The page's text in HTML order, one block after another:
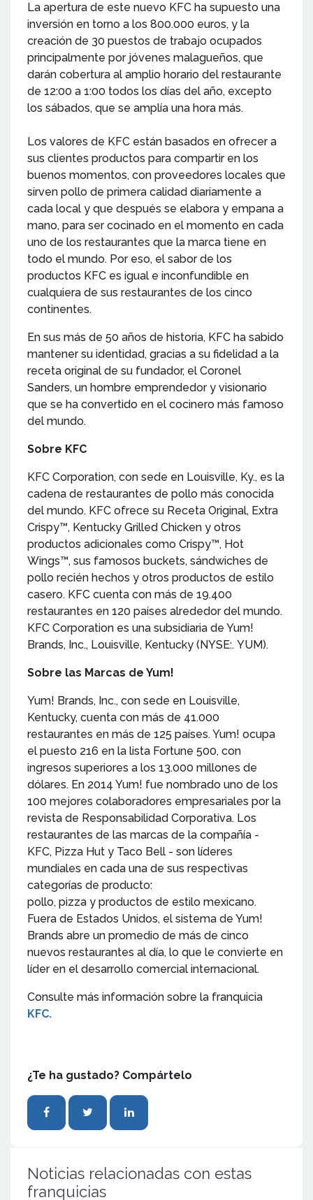
La apertura de este nuevo KFC ha supuesto una
inversión en torno a los 800.000 euros, y la
creación de 30 puestos de trabajo ocupados
principalmente por jóvenes malagueños, que
darán cobertura al amplio horario del restaurante
de 12:00 a 1:00 todos los días del año, excepto
los sábados, que se amplía una hora más.
Los valores de KFC están basados en ofrecer a
sus clientes productos para compartir en los
buenos momentos, con proveedores locales que
sirven pollo de primera calidad diariamente a
cada local y que después se elabora y empana a
mano, para ser cocinado en el momento en cada
uno de los restaurantes que la marca tiene en
todo el mundo. Por eso, el sabor de los
productos KFC es igual e inconfundible en
cualquiera de sus restaurantes de los cinco
continentes.
En sus más de 50 años de historia, KFC ha sabido
mantener su identidad, gracias a su fidelidad a la
receta original de su fundador, el Coronel
Sanders, un hombre emprendedor y visionario
que se ha convertido en el cocinero más famoso
del mundo.
Sobre KFC
KFC Corporation, con sede en Louisville, Ky., es la
cadena de restaurantes de pollo más conocida
del mundo. KFC ofrece su Receta Original, Extra
Crispy™, Kentucky Grilled Chicken y otros
productos adicionales como Crispy™, Hot
Wings™, sus famosos buckets, sándwiches de
pollo recién hechos y otros productos de estilo
casero. KFC cuenta con más de 19.400
restaurantes en 120 países alrededor del mundo.
KFC Corporation es una subsidiaria de Yum!
Brands, Inc., Louisville, Kentucky (NYSE:. YUM).
Sobre las Marcas de Yum!
Yum! Brands, Inc., con sede en Louisville,
Kentucky, cuenta con más de 41.000
restaurantes en más de 125 países. Yum! ocupa
el puesto 216 en la lista Fortune 500, con
ingresos superiores a los 13.000 millones de
dólares. En 2014 Yum! fue nombrado uno de los
100 mejores colaboradores empresariales por la
revista de Responsabilidad Corporativa. Los
restaurantes de las marcas de la compañía -
KFC, Pizza Hut y Taco Bell - son líderes
mundiales en cada una de sus respectivas
categorías de producto:
pollo, pizza y productos de estilo mexicano.
Fuera de Estados Unidos, el sistema de Yum!
Brands abre un promedio de más de cinco
nuevos restaurantes al día, lo que le convierte en
líder en el desarrollo comercial internacional.
Consulte más información sobre la franquicia
KFC.
¿Te ha gustado? Compártelo
Noticias relacionadas con estas
franquicias